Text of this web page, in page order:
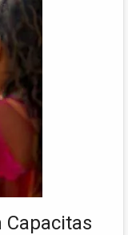
Capacitas